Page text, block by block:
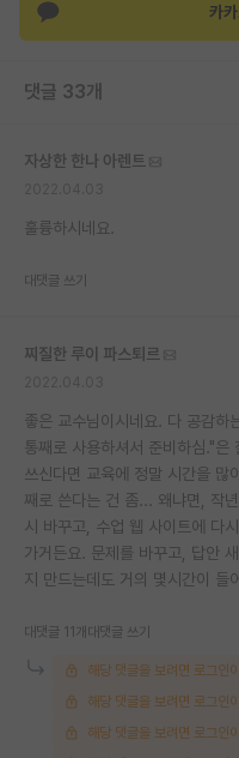
카
댓글 33개
자상한 한나 아렌트
훌륭하시네요.
대댓글 쓰기
찌질한 루이 파스퇴르
좋은 교수님이시네요. 다 공감하
통째로 사용하셔서 준비하심."
쓰신다면 교육에 정말 시간을 많
째로 쓴다는 건 좀... 왜냐면, 작
시 바꾸고, 수업 웹 사이트에 다
가거든요. 문제를 바꾸고, 답안
지 만드는데도 거의 몇시간이 들
대댓글 11개 대댓글 쓰기
해당 댓글을 보려면 로그인
해당 댓글을 보려면 로그인
해당 댓글을 보려면 로그인